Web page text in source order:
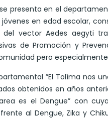
presenta en el
en edad escolar,
vector Aedes aegyti
de Promoción y
pero
”El Tolíma nos
obtenidos en años
es el Dengue” con
al Dengue, Zika y